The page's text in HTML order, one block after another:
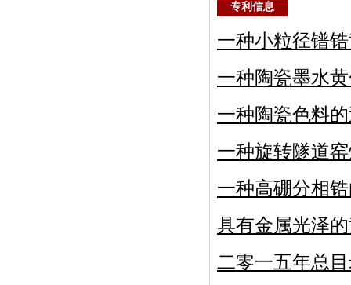
专利信息
一种小粒径镨
一种陶瓷墨水
一种陶瓷色料
一种旋转隧道
一种高硼分相
具有金属光泽
二零一五年总